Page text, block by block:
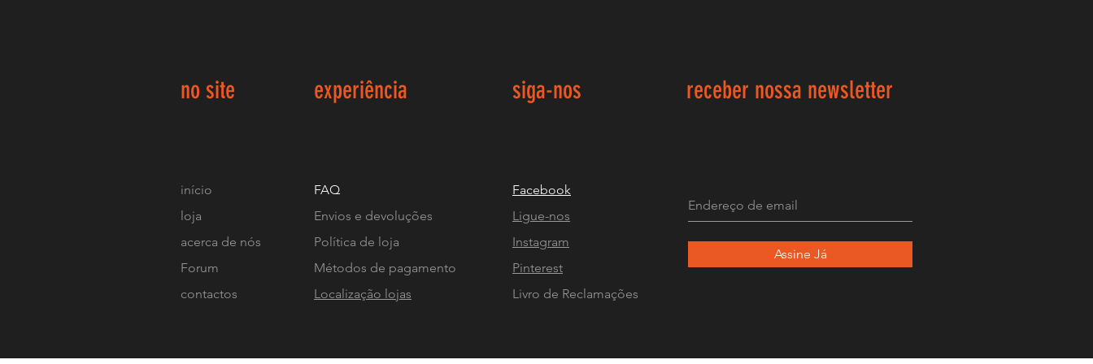
no site experiência siga-nos receber nossa newsletter
início
loja
acerca de nós
Forum
contactos
FAQ
Envios e devoluções
Política de loja
Métodos de pagamento
Localização lojas
Facebook
Ligue-nos
Instagram
Pinterest
Livro de Reclamações
Assine Já